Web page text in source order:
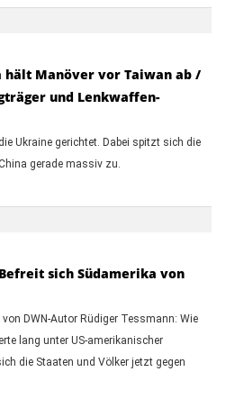
hält Manöver vor Taiwan ab /
und Lenkwaffen-
Ukraine gerichtet. Dabei spitzt sich die
gerade massiv zu.
sich Südamerika von
DWN-Autor Rüdiger Tessmann: Wie
lang unter US-amerikanischer
die Staaten und Völker jetzt gegen